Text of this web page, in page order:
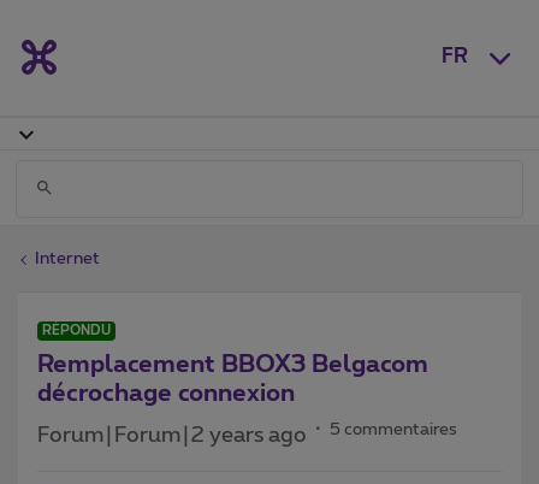
FR
Internet
RÉPONDU
Remplacement BBOX3 Belgacom
décrochage connexion
Forum|Forum|2 years ago 5 commentaires